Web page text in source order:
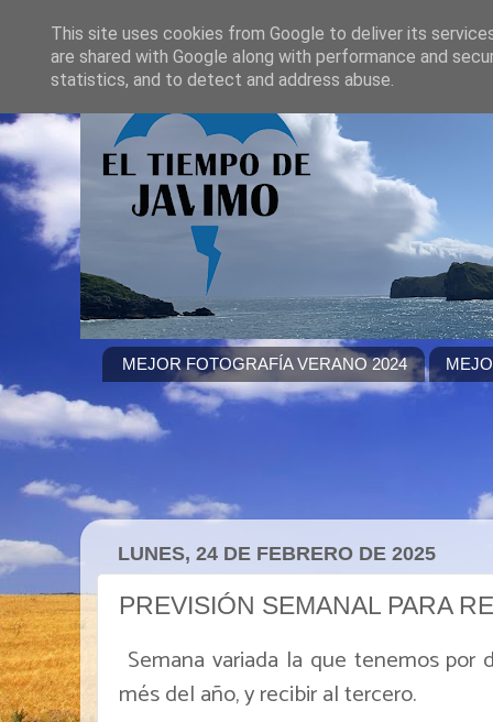
MEJOR FOTOGRAFÍA VERANO 2024
LUNES, 24 DE FEBRERO DE 2025
PREVISIÓN SEMANAL PARA
Semana variada la que tenemos por
més del año, y recibir al tercero.
This site uses cookies from Google to deliver its
are shared with Google along with performance and
statistics, and to detect and address abuse.